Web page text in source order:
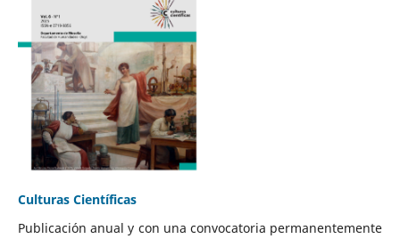
Culturas Científicas
Publicación anual y con una convocatoria permanentemente